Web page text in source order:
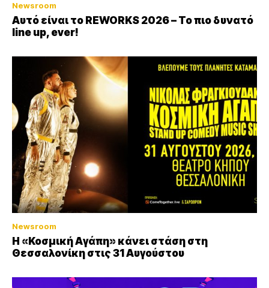
Newsroom
Αυτό είναι το REWORKS 2026 – Το πιο δυνατό
line up, ever!
Newsroom
Η «Κοσμική Αγάπη» κάνει στάση στη
Θεσσαλονίκη στις 31 Αυγούστου